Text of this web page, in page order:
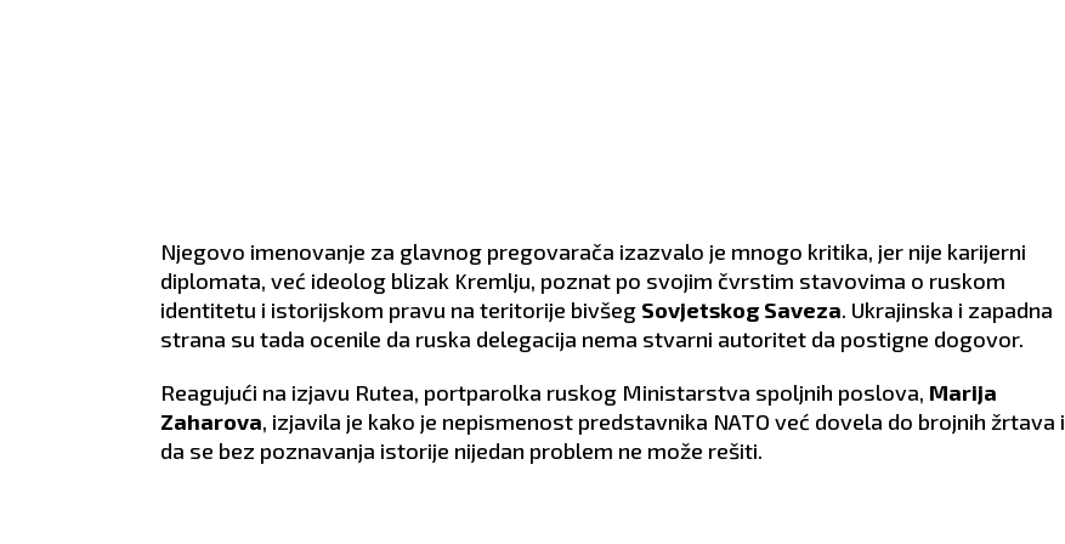
Njegovo imenovanje za glavnog pregovarača izazvalo je mnogo kritika, jer nije karijerni
diplomata, već ideolog blizak Kremlju, poznat po svojim čvrstim stavovima o ruskom
identitetu i istorijskom pravu na teritorije bivšeg Sovjetskog Saveza. Ukrajinska i zapadna
strana su tada ocenile da ruska delegacija nema stvarni autoritet da postigne dogovor.
Reagujući na izjavu Rutea, portparolka ruskog Ministarstva spoljnih poslova, Marija
Zaharova, izjavila je kako je nepismenost predstavnika NATO već dovela do brojnih žrtava i
da se bez poznavanja istorije nijedan problem ne može rešiti.